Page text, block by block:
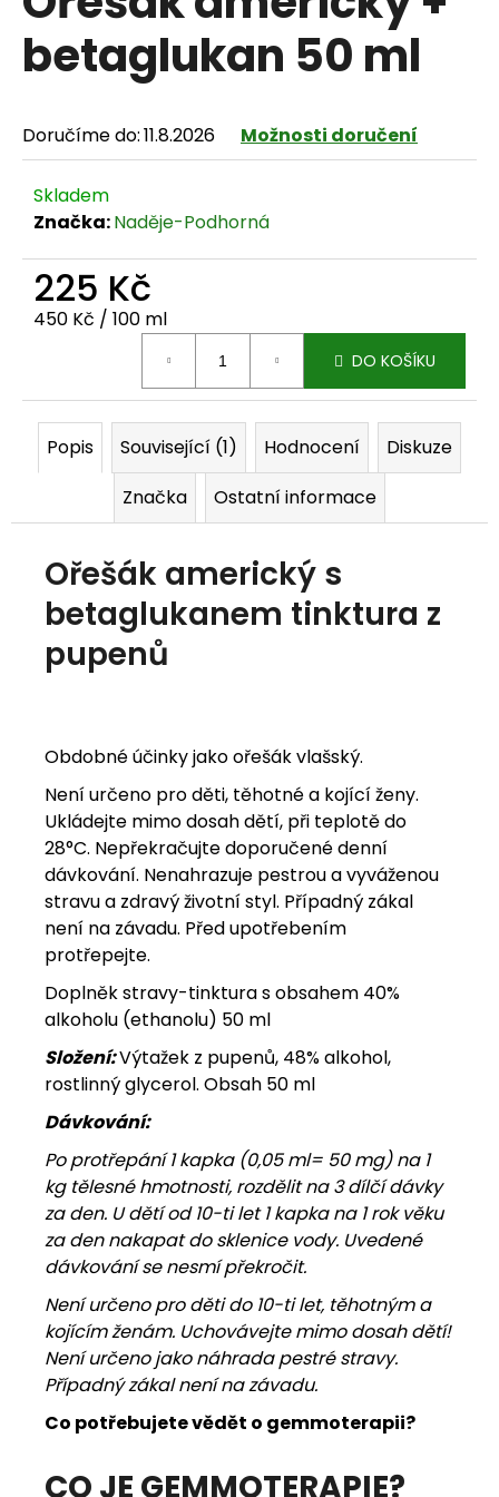
betaglukan 50 ml
Doručíme do:11.8.2026 Možnosti doručení
Skladem
Značka:Naděje-Podhorná
225 Kč
Měrná cena:
450 Kč / 100 ml
DO KOŠÍKU
Popis Související (1) Hodnocení
Diskuze
Značka
Ostatní informace
Ořešák americký s
betaglukanem tinktura z
pupenů
Obdobné účinky jako ořešák vlašský.
Není určeno pro děti, těhotné a kojící ženy.
Ukládejte mimo dosah dětí, při teplotě do
28°C. Nepřekračujte doporučené denní
dávkování. Nenahrazuje pestrou a vyváženou
stravu a zdravý životní styl. Případný zákal
není na závadu. Před upotřebením
protřepejte.
Doplněk stravy-tinktura s obsahem 40%
alkoholu (ethanolu) 50 ml
Složení:Výtažek z pupenů, 48% alkohol,
rostlinný glycerol. Obsah 50 ml
Dávkování:
Po protřepání 1 kapka (0,05 ml= 50 mg) na 1
kg tělesné hmotnosti, rozdělit na 3 dílčí dávky
za den. U dětí od 10-ti let 1 kapka na 1 rok věku
za den nakapat do sklenice vody. Uvedené
dávkování se nesmí překročit.
Není určeno pro děti do 10-ti let, těhotným a
kojícím ženám. Uchovávejte mimo dosah dětí!
Není určeno jako náhrada pestré stravy.
Případný zákal není na závadu.
Co potřebujete vědět o gemmoterapii?
CO JE GEMMOTERAPIE?
D
o
p
o
u
j
m